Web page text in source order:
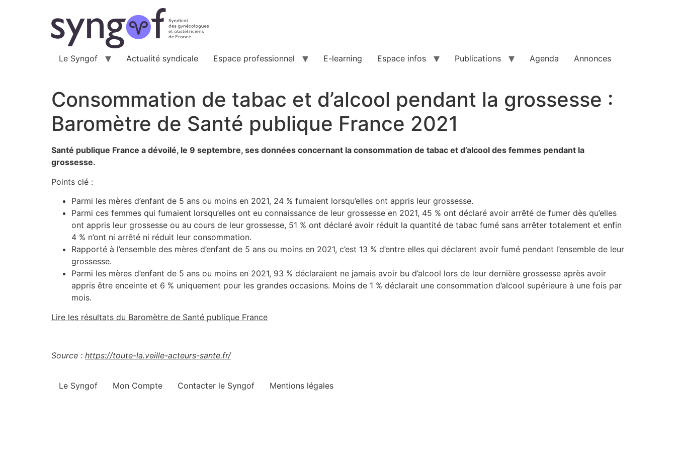
Le Syngof Actualité syndicale Espace professionnel E-learning Espace infos Publications Agenda Annonces
Consommation de tabac et d’alcool pendant la grossesse :
Baromètre de Santé publique France 2021
Santé publique France a dévoilé, le 9 septembre, ses données concernant la consommation de tabac et d’alcool des femmes pendant la
grossesse.
Points clé :
Parmi les mères d’enfant de 5 ans ou moins en 2021, 24 % fumaient lorsqu’elles ont appris leur grossesse.
Parmi ces femmes qui fumaient lorsqu’elles ont eu connaissance de leur grossesse en 2021, 45 % ont déclaré avoir arrêté de fumer dès qu’elles
ont appris leur grossesse ou au cours de leur grossesse, 51 % ont déclaré avoir réduit la quantité de tabac fumé sans arrêter totalement et enfin
4 % n’ont ni arrêté ni réduit leur consommation.
Rapporté à l’ensemble des mères d’enfant de 5 ans ou moins en 2021, c’est 13 % d’entre elles qui déclarent avoir fumé pendant l’ensemble de leur
grossesse.
Parmi les mères d’enfant de 5 ans ou moins en 2021, 93 % déclaraient ne jamais avoir bu d’alcool lors de leur dernière grossesse après avoir
appris être enceinte et 6 % uniquement pour les grandes occasions. Moins de 1 % déclarait une consommation d’alcool supérieure à une fois par
mois.
Lire les résultats du Baromètre de Santé publique France
Source : https://toute-la.veille-acteurs-sante.fr/
Le Syngof Mon Compte Contacter le Syngof Mentions légales